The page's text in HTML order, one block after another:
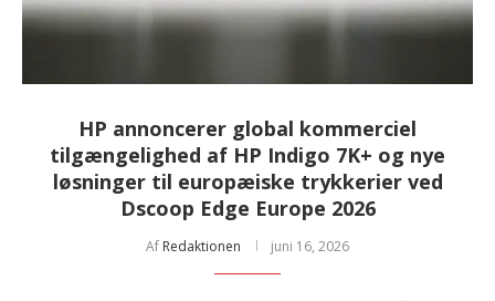
HP annoncerer global kommerciel
tilgængelighed af HP Indigo 7K+ og nye
løsninger til europæiske trykkerier ved
Dscoop Edge Europe 2026
Af Redaktionen juni 16, 2026